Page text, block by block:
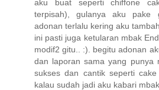
aku buat seperti chiffone
terpisah), gulanya aku pake
adonan terlalu kering aku
ini pasti juga ketularan mbak
modif2 gitu.. :). begitu adonan
dan laporan sama yang punya
sukses dan cantik seperti
kalau sudah jadi aku kabari